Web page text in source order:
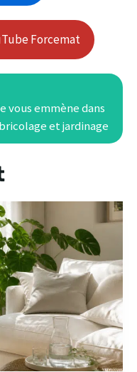
Forcemat
vous emmène dans
et jardinage